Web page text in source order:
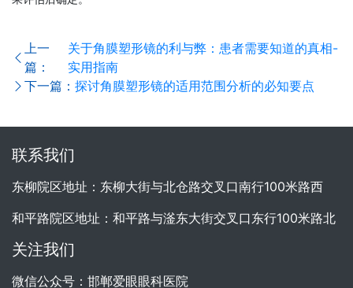
上一
篇：
关于角膜塑形镜的利与弊：患者需要知道的真相-
实用指南
下一篇： 探讨角膜塑形镜的适用范围分析的必知要点
联系我们
东柳院区地址：东柳大街与北仓路交叉口南行100米路西
和平路院区地址：和平路与滏东大街交叉口东行100米路北
关注我们
微信公众号：邯郸爱眼眼科医院